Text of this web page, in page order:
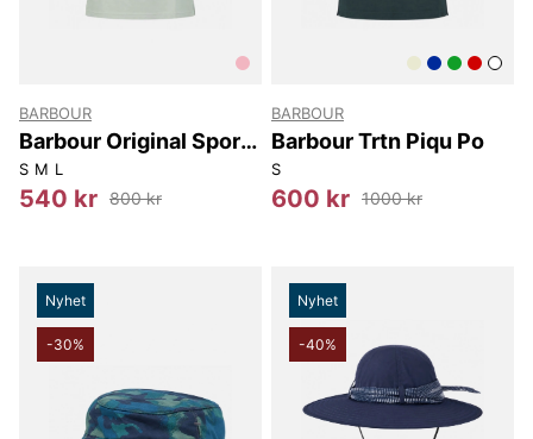
BARBOUR
Barbour Original Sports
Tailored Polo Shirt
S M L
540 kr 800 kr
BARBOUR
Barbour Trtn Piqu Po
S
600 kr 1000 kr
Nyhet
-30%
Nyhet
-40%